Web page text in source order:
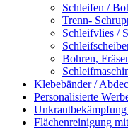
Schleifen /
Trenn-
Schleifvlies /
Bohren,
Klebebänder /
Personalisierte
Flächenreinigung